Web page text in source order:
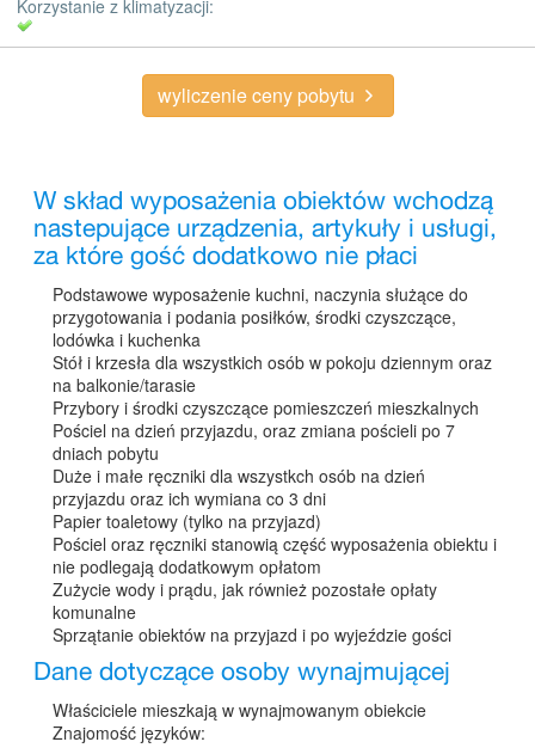
Korzystanie z klimatyzacji:
wyliczenie ceny pobytu
W skład wyposażenia obiektów wchodzą
nastepujące urządzenia, artykuły i usługi,
za które gość dodatkowo nie płaci
Podstawowe wyposażenie kuchni, naczynia służące do
przygotowania i podania posiłków, środki czyszczące,
lodówka i kuchenka
Stół i krzesła dla wszystkich osób w pokoju dziennym oraz
na balkonie/tarasie
Przybory i środki czyszczące pomieszczeń mieszkalnych
Pościel na dzień przyjazdu, oraz zmiana pościeli po 7
dniach pobytu
Duże i małe ręczniki dla wszystkch osób na dzień
przyjazdu oraz ich wymiana co 3 dni
Papier toaletowy (tylko na przyjazd)
Pościel oraz ręczniki stanowią część wyposażenia obiektu i
nie podlegają dodatkowym opłatom
Zużycie wody i prądu, jak również pozostałe opłaty
komunalne
Sprzątanie obiektów na przyjazd i po wyjeździe gości
Dane dotyczące osoby wynajmującej
Właściciele mieszkają w wynajmowanym obiekcie
Znajomość języków: